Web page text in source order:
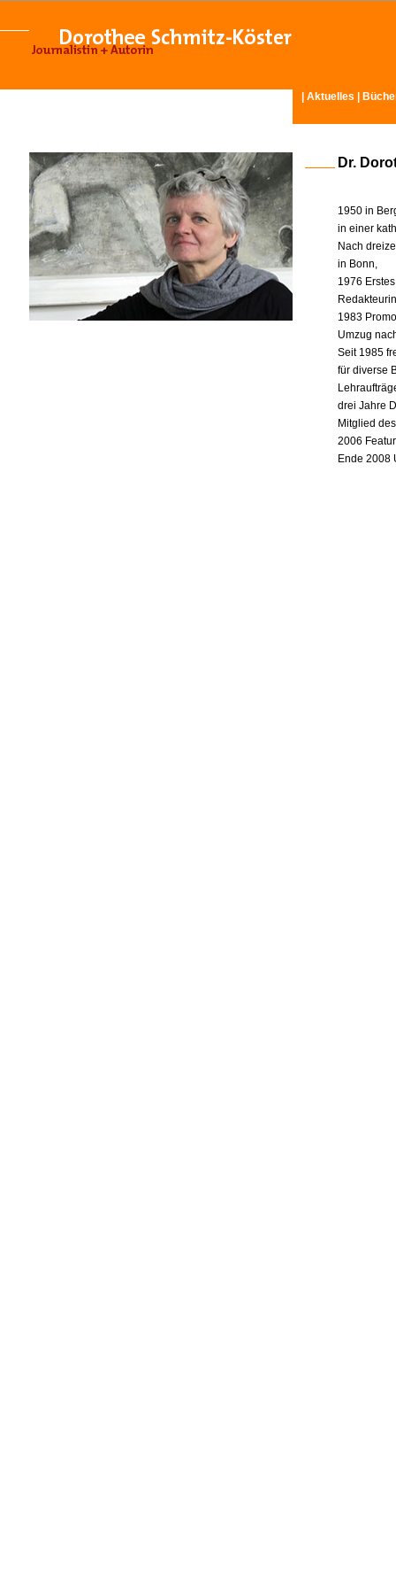
Aktuelles
Dr.
1950 in
in einer
Nach
in Bonn,
1976
1983
Umzug
Seit 1985
für diverse
drei Jahre
Mitglied
2006
Ende 2008